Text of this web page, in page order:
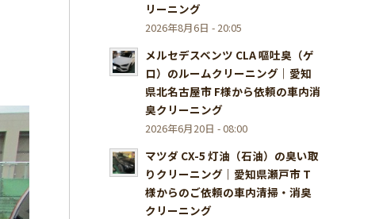
リーニング
2026年8月6日 - 20:05
メルセデスベンツ CLA 嘔吐臭（ゲ
ロ）のルームクリーニング｜愛知
県北名古屋市 F様から依頼の車内消
臭クリーニング
2026年6月20日 - 08:00
マツダ CX-5 灯油（石油）の臭い取
りクリーニング｜愛知県瀬戸市 T
様からのご依頼の車内清掃・消臭
クリーニング